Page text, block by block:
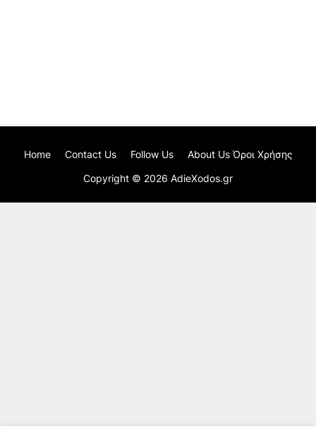
Copyright © 2026 AdieXodos.gr
Home Contact Us Follow Us About Us Όροι Χρήσης